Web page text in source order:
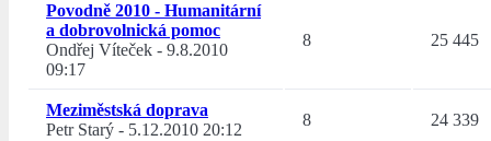
Povodně 2010 - Humanitární
a dobrovolnická pomoc
Ondřej Víteček - 9.8.2010
09:17
8 25 445
Meziměstská doprava
Petr Starý - 5.12.2010 20:12
8 24 339